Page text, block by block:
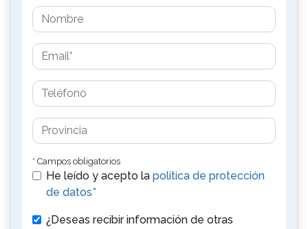
* Campos obligatorios
He leído y acepto la política de protección
de datos*
¿Deseas recibir información de otras